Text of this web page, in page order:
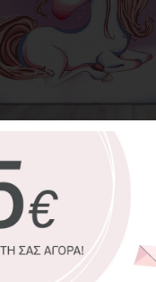
ΣΥΝΝΕΦΟ